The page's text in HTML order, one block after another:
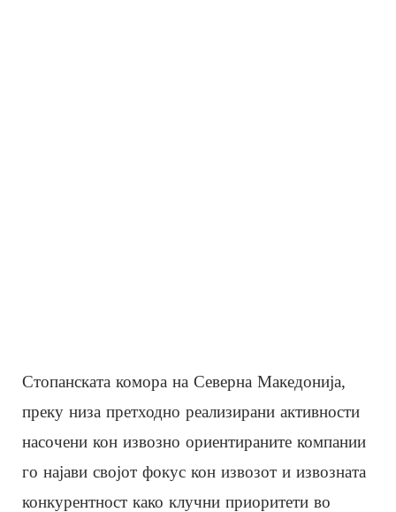
Стопанската комора на Северна Македонија,
преку низа претходно реализирани активности
насочени кон извозно ориентираните компании
го најави својот фокус кон извозот и извозната
конкурентност како клучни приоритети во